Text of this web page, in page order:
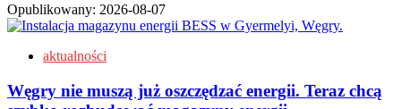
Opublikowany: 2026-08-07
aktualności
Węgry nie muszą już oszczędzać energii. Teraz chcą